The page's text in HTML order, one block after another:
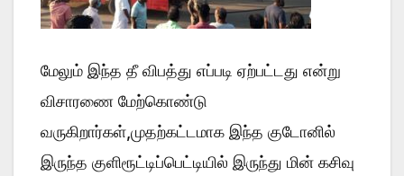
மேலும் இந்த தீ விபத்து எப்படி ஏற்பட்டது என்று
விசாரணை மேற்கொண்டு
வருகிறார்கள்,முதற்கட்டமாக இந்த குடோனில்
இருந்த குளிரூட்டிப்பெட்டியில் இருந்து மின் கசிவு